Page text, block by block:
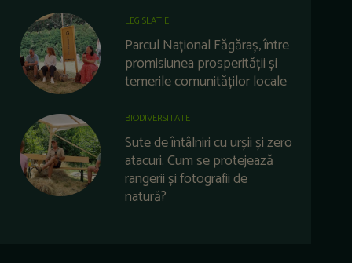
LEGISLATIE
Parcul Național Făgăraș, între
promisiunea prosperității și
temerile comunităților locale
BIODIVERSITATE
Sute de întâlniri cu urșii și zero
atacuri. Cum se protejează
rangerii și fotografii de
natură?